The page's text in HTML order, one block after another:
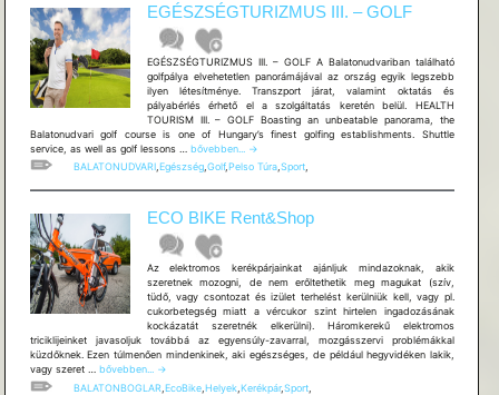
EGÉSZSÉGTURIZMUS III. – GOLF
EGÉSZSÉGTURIZMUS III. – GOLF A Balatonudvariban található
golfpálya elvehetetlen panorámájával az ország egyik legszebb
ilyen létesítménye. Transzport járat, valamint oktatás és
pályabérlés érhető el a szolgáltatás keretén belül. HEALTH
TOURISM III. – GOLF Boasting an unbeatable panorama, the
Balatonudvari golf course is one of Hungary’s finest golfing establishments. Shuttle
service, as well as golf lessons … EGÉSZSÉGTURIZMUS
III.
GOLF
bővebben...
→
BALATONUDVARI,Egészség,Golf,Pelso Túra,Sport,
ECO BIKE Rent&Shop
Az elektromos kerékpárjainkat ajánljuk mindazoknak, akik
szeretnek mozogni, de nem erőltethetik meg magukat (szív,
tüdő, vagy csontozat és izület terhelést kerülniük kell, vagy pl.
cukorbetegség miatt a vércukor szint hirtelen ingadozásának
kockázatát szeretnék elkerülni). Háromkerekű elektromos
triciklijeinket javasoljuk továbbá az egyensúly-zavarral, mozgásszervi problémákkal
küzdőknek. Ezen túlmenően mindenkinek, aki egészséges, de például hegyvidéken lakik,
vagy szeret … ECO
BIKE
bővebben...
→
BALATONBOGLAR, EcoBike, Helyek, Kerékpár,Sport,